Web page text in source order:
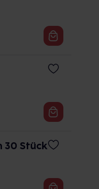
30 Stück